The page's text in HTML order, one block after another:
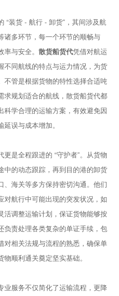
“装货 - 航行 - 卸货”，其间涉及航
诸多环节，每一个环节的顺畅与
与安全。 散货船货代凭借对航运
不同航线的特点与运力情况，为货
不管是根据货物的特性选择合适吨
求规划适合的航线，散货船货代都
科学合理的运输方案，有效避免因
误与成本增加。​
是全程跟进的 “守护者”。从货物
中的动态跟踪，再到目的港的卸货
、海关等多方保持密切沟通。他们
对航行中可能出现的突发状况，如
活调整运输计划，保证货物能够按
负责处理各类复杂的单证手续，包
对相关法规与流程的熟悉，确保单
顺利通关奠定坚实基础。​
业服务不仅简化了运输流程，更降